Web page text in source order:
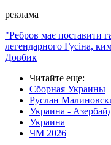
реклама
"Ребров має поставити
легендарного Гусіна,
Довбик
Читайте еще:
Сборная Украины
Руслан
Украина -
Украина
ЧМ 2026